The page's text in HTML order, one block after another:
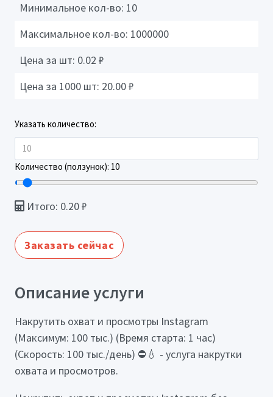
Минимальное кол-во: 10
Максимальное кол-во: 1000000
Цена за шт: 0.02 ₽
Цена за 1000 шт: 20.00₽
Указать количество:
Количество (ползунок): 10
Итого: 0.20₽
Заказать сейчас
Описание услуги
Накрутить охват и просмотры Instagram
(Максимум: 100 тыс.) (Время старта: 1 час)
(Скорость: 100 тыс./день) ⛔️💧 - услуга накрутки
охвата и просмотров.